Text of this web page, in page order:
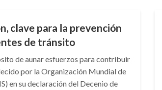
clave para la prevención
de tránsito
de aunar esfuerzos para contribuir
por la Organización Mundial de
en su declaración del Decenio de